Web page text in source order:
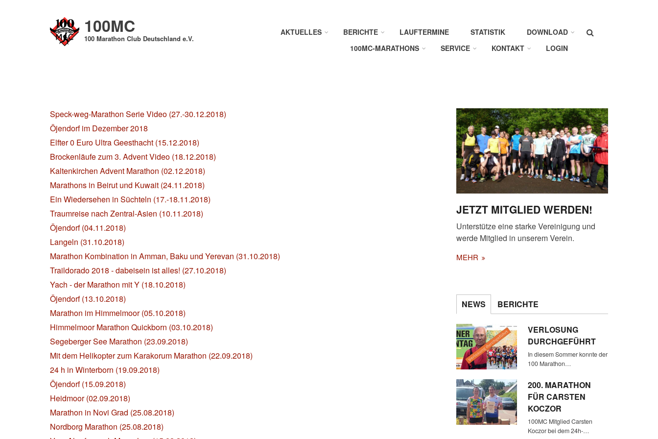
100MC
100 Marathon Club Deutschland e.V.
Suche
AKTUELLES BERICHTE LAUFTERMINE STATISTIK
DOWNLOAD
100MC-MARATHONS
SERVICE KONTAKT LOGIN
Speck-weg-Marathon Serie Video (27.-30.12.2018)
Öjendorf im Dezember 2018
Elfter 0 Euro Ultra Geesthacht (15.12.2018)
Brockenläufe zum 3. Advent Video (18.12.2018)
Kaltenkirchen Advent Marathon (02.12.2018)
Marathons in Beirut und Kuwait (24.11.2018)
Ein Wiedersehen in Süchteln (17.-18.11.2018)
Traumreise nach Zentral-Asien (10.11.2018)
Öjendorf (04.11.2018)
Langeln (31.10.2018)
Marathon Kombination in Amman, Baku und Yerevan (31.10.2018)
Traildorado 2018 - dabeisein ist alles! (27.10.2018)
Yach - der Marathon mit Y (18.10.2018)
Öjendorf (13.10.2018)
Marathon im Himmelmoor (05.10.2018)
Himmelmoor Marathon Quickborn (03.10.2018)
Segeberger See Marathon (23.09.2018)
Mit dem Helikopter zum Karakorum Marathon (22.09.2018)
24 h in Winterborn (19.09.2018)
Öjendorf (15.09.2018)
Heidmoor (02.09.2018)
Marathon in Novi Grad (25.08.2018)
Nordborg Marathon (25.08.2018)
JETZT MITGLIED WERDEN!
Unterstütze eine starke Vereinigung und
werde Mitglied in unserem Verein.
MEHR
NEWS BERICHTE
VERLOSUNG
DURCHGEFÜHRT
In diesem Sommer konnte der
100 Marathon…
200. MARATHON
FÜR CARSTEN
KOCZOR
100MC Mitglied Carsten
Koczor bei dem 24h-…